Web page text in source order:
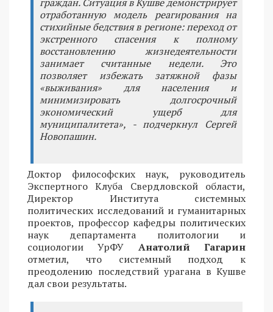
отработанную модель реагирования на
стихийные бедствия в регионе: переход от
экстренного спасения к полному
восстановлению жизнедеятельности
занимает считанные недели. Это
позволяет избежать затяжной фазы
«выживания» для населения и
минимизировать долгосрочный
экономический ущерб для
муниципалитета», - подчеркнул Сергей
Новопашин.
Доктор философских наук, руководитель
Экспертного Клуба Свердловской области,
Директор Института системных
политических исследований и гуманитарных
проектов, профессор кафедры политических
наук департамента политологии и
социологии УрФУ Анатолий Гагарин
отметил, что системный подход к
преодолению последствий урагана в Кушве
дал свои результаты.